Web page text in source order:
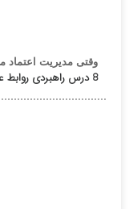
وقتی مدیریت اعتماد
8 درس راهبردی روابط عمومی از بحران‌های ۲۰۲۵